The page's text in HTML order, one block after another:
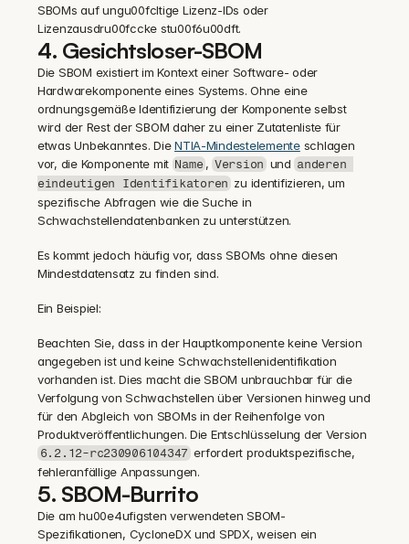
SBOMs auf ungu00fcltige Lizenz-IDs oder
Lizenzausdru00fccke stu00f6u00dft.
4. Gesichtsloser-SBOM
Die SBOM existiert im Kontext einer Software- oder
Hardwarekomponente eines Systems. Ohne eine
ordnungsgemäße Identifizierung der Komponente selbst
wird der Rest der SBOM daher zu einer Zutatenliste für
etwas Unbekanntes. Die NTIA-Mindestelemente schlagen
vor, die Komponente mit Name, Version und anderen
eindeutigen Identifikatoren zu identifizieren, um
spezifische Abfragen wie die Suche in
Schwachstellendatenbanken zu unterstützen.
Es kommt jedoch häufig vor, dass SBOMs ohne diesen
Mindestdatensatz zu finden sind.
Ein Beispiel:
Beachten Sie, dass in der Hauptkomponente keine Version
angegeben ist und keine Schwachstellenidentifikation
vorhanden ist. Dies macht die SBOM unbrauchbar für die
Verfolgung von Schwachstellen über Versionen hinweg und
für den Abgleich von SBOMs in der Reihenfolge von
6.2.12-rc230906104347 erfordert produktspezifische,
fehleranfällige Anpassungen.
5. SBOM-Burrito
Die am hu00e4ufigsten verwendeten SBOM-
Spezifikationen, CycloneDX und SPDX, weisen ein